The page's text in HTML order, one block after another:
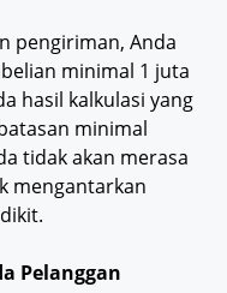
pengiriman, Anda
minimal 1 juta
hasil kalkulasi yang
minimal
tidak akan merasa
mengantarkan
Pelanggan